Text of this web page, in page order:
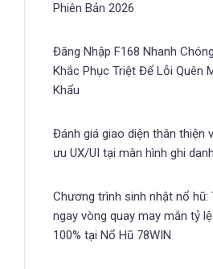
Phiên Bản 2026
Đăng Nhập F168 Nhanh
Khắc Phục Triệt Để Lỗi Quên
Khẩu
Đánh giá giao diện thân thiện
ưu UX/UI tại màn hình ghi danh
Chương trình sinh nhật nổ hũ:
ngay vòng quay may mắn tỷ
100% tại Nổ Hũ 78WIN